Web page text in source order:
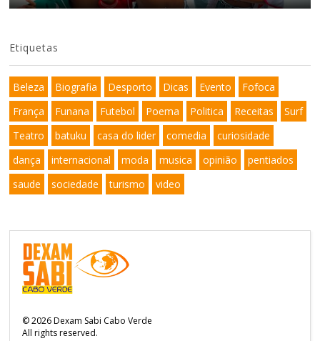
Etiquetas
Beleza Biografia Desporto Dicas Evento
Fofoca
França
Funana Futebol Poema Politica Receitas
Surf
Teatro
batuku casa do lider comedia
curiosidade
dança
internacional moda musica opinião
pentiados
saude
sociedade turismo video
©2026Dexam Sabi Cabo Verde
All rights reserved.